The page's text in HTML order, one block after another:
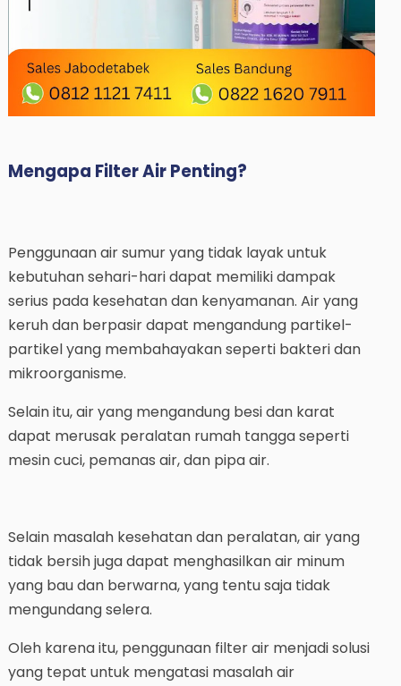
Mengapa Filter Air Penting?
Penggunaan air sumur yang tidak layak untuk
kebutuhan sehari-hari dapat memiliki dampak
serius pada kesehatan dan kenyamanan. Air yang
keruh dan berpasir dapat mengandung partikel-
partikel yang membahayakan seperti bakteri dan
mikroorganisme.
Selain itu, air yang mengandung besi dan karat
dapat merusak peralatan rumah tangga seperti
mesin cuci, pemanas air, dan pipa air.
Selain masalah kesehatan dan peralatan, air yang
tidak bersih juga dapat menghasilkan air minum
yang bau dan berwarna, yang tentu saja tidak
mengundang selera.
Oleh karena itu, penggunaan filter air menjadi solusi
yang tepat untuk mengatasi masalah air